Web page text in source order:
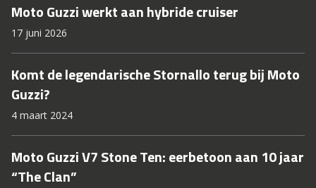
Moto Guzzi werkt aan hybride cruiser
17 juni 2026
Komt de legendarische Stornallo terug bij Moto
Guzzi?
4 maart 2024
Moto Guzzi V7 Stone Ten: eerbetoon aan 10 jaar
“The Clan”